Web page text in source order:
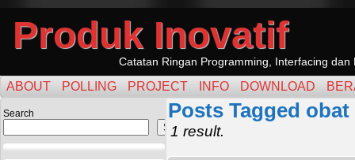
Produk Inovatif
Catatan Ringan Programming, Interfacing dan
ABOUT POLLING PROJECT INFO DOWNLOAD
Search
Search
Posts Tagged
1 result.